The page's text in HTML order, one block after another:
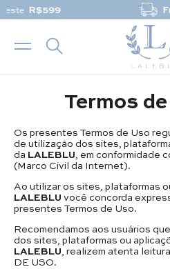
Norte
Termos
Os presentes Termos de Uso
de utilização dos sites,
da LALEBLU , em conformidade
(Marco Civil da Internet).
Ao utilizar os sites, plataformas
LALEBLU você concorda
presentes Termos de Uso.
Recomendamos aos usuários
dos sites, plataformas ou
LALEBLU, realizem atenta
DE USO.